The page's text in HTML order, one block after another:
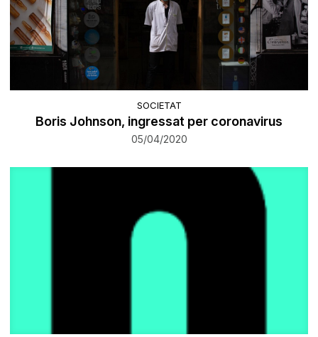
SOCIETAT
Boris Johnson, ingressat per coronavirus
05/04/2020